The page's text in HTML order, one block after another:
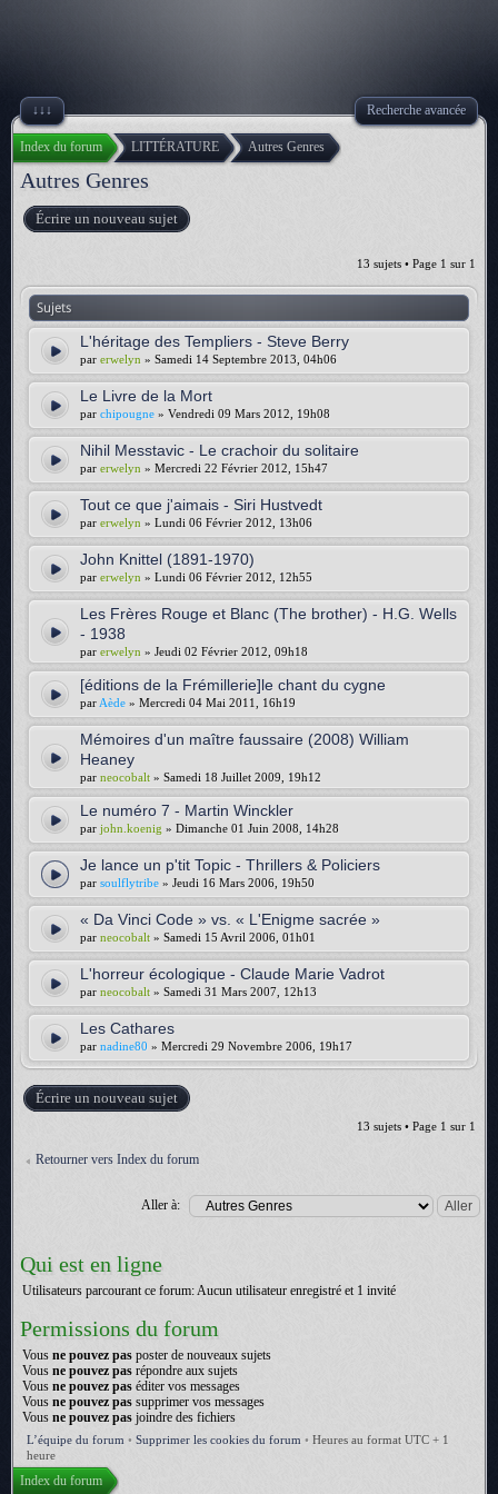
↓↓↓ Recherche avancée
Index du forum LITTÉRATURE Autres Genres
Autres Genres
Écrire un nouveau sujet
13 sujets • Page 1 sur 1
Sujets
L'héritage des Templiers - Steve Berry
par erwelyn » Samedi 14 Septembre 2013, 04h06
Le Livre de la Mort
par chipougne » Vendredi 09 Mars 2012, 19h08
Nihil Messtavic - Le crachoir du solitaire
par erwelyn » Mercredi 22 Février 2012, 15h47
Tout ce que j'aimais - Siri Hustvedt
par erwelyn » Lundi 06 Février 2012, 13h06
John Knittel (1891-1970)
par erwelyn » Lundi 06 Février 2012, 12h55
Les Frères Rouge et Blanc (The brother) - H.G. Wells
- 1938
par erwelyn » Jeudi 02 Février 2012, 09h18
[éditions de la Frémillerie]le chant du cygne
par Aède » Mercredi 04 Mai 2011, 16h19
Mémoires d'un maître faussaire (2008) William
Heaney
par neocobalt » Samedi 18 Juillet 2009, 19h12
Le numéro 7 - Martin Winckler
par john.koenig » Dimanche 01 Juin 2008, 14h28
Je lance un p'tit Topic - Thrillers & Policiers
par soulflytribe » Jeudi 16 Mars 2006, 19h50
« Da Vinci Code » vs. « L'Enigme sacrée »
par neocobalt » Samedi 15 Avril 2006, 01h01
L'horreur écologique - Claude Marie Vadrot
par neocobalt » Samedi 31 Mars 2007, 12h13
Les Cathares
par nadine80 » Mercredi 29 Novembre 2006, 19h17
Écrire un nouveau sujet
13 sujets • Page 1 sur 1
Retourner vers Index du forum
Aller à:
Qui est en ligne
Utilisateurs parcourant ce forum: Aucun utilisateur enregistré et 1 invité
Permissions du forum
Vous ne pouvez pas poster de nouveaux sujets
Vous ne pouvez pas répondre aux sujets
Vous ne pouvez pas éditer vos messages
Vous ne pouvez pas supprimer vos messages
Vous ne pouvez pas joindre des fichiers
L’équipe du forum • Supprimer les cookies du forum • Heures au format UTC + 1
heure
Index du forum